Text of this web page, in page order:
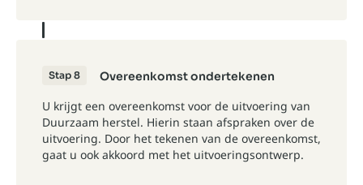
Stap 8 Overeenkomst ondertekenen
U krijgt een overeenkomst voor de uitvoering van
Duurzaam herstel. Hierin staan afspraken over de
uitvoering. Door het tekenen van de overeenkomst,
gaat u ook akkoord met het uitvoeringsontwerp.